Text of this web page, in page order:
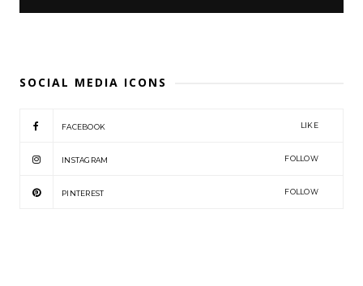
SOCIAL MEDIA ICONS
FACEBOOK LIKE
INSTAGRAM FOLLOW
PINTEREST FOLLOW